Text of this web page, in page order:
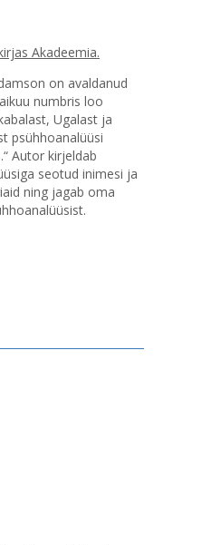
Akadeemia.
on avaldanud
numbris loo
Ugalast ja
psühhoanalüüsi
Autor kirjeldab
seotud inimesi ja
ning jagab oma